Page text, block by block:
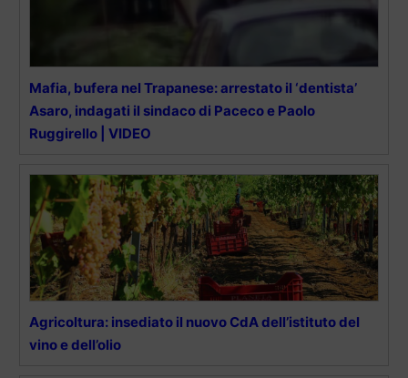
Mafia, bufera nel Trapanese: arrestato il ‘dentista’
Asaro, indagati il sindaco di Paceco e Paolo
Ruggirello | VIDEO
Agricoltura: insediato il nuovo CdA dell’istituto del
vino e dell’olio